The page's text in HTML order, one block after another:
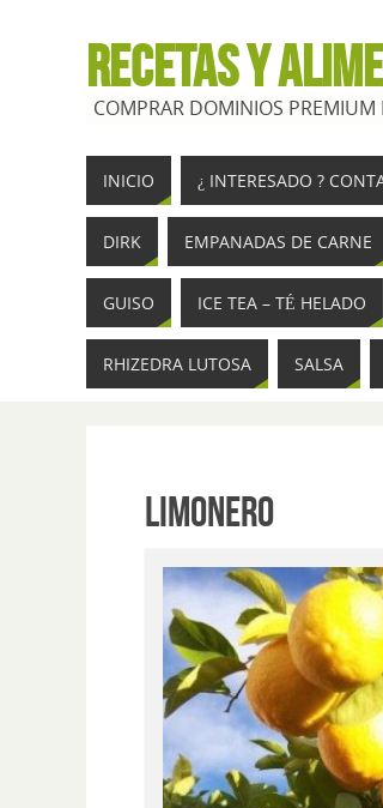
RECETAS Y
COMPRAR DOMINIOS
INICIO ¿ INTERESADO ?
DIRK EMPANADAS DE CARNE
GUISO ICE TEA – TÉ HELADO
RHIZEDRA LUTOSA SALSA
Limonero